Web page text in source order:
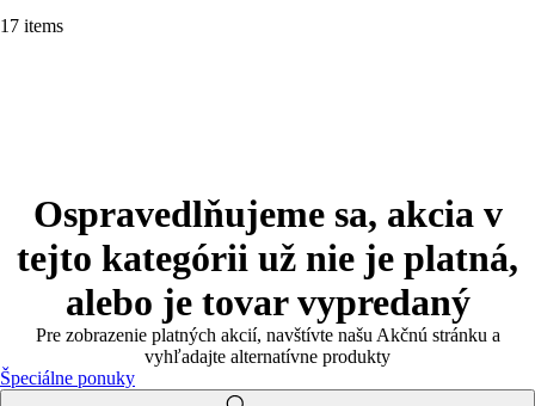
17 items
Ospravedlňujeme sa, akcia v
tejto kategórii už nie je platná,
alebo je tovar vypredaný
Pre zobrazenie platných akcií, navštívte našu Akčnú stránku a
vyhľadajte alternatívne produkty
Špeciálne ponuky